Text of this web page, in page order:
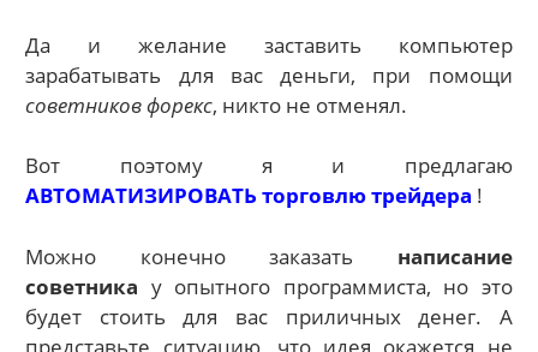
Да и желание заставить компьютер
зарабатывать для вас деньги, при помощи
советников форекс, никто не отменял.
Вот поэтому я и предлагаю
АВТОМАТИЗИРОВАТЬ торговлю трейдера !
Можно конечно заказать написание
советника у опытного программиста, но это
будет стоить для вас приличных денег. А